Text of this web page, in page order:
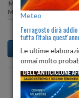
Min:
26°C
Max:28°C
Min:
Max:28°C
Previsioni del
Meteo
Ferragosto dirà
tutta l'Italia
Le ultime
ormai molto